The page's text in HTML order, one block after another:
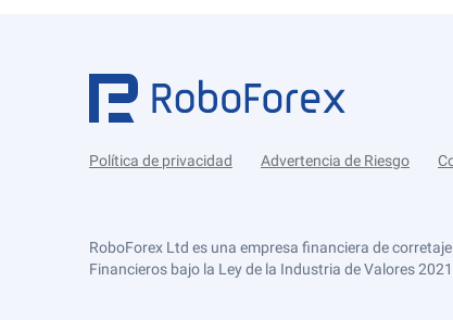
Política de privacidad Advertencia de Riesgo
RoboForex Ltd es una empresa financiera de
Financieros bajo la Ley de la Industria de Valores